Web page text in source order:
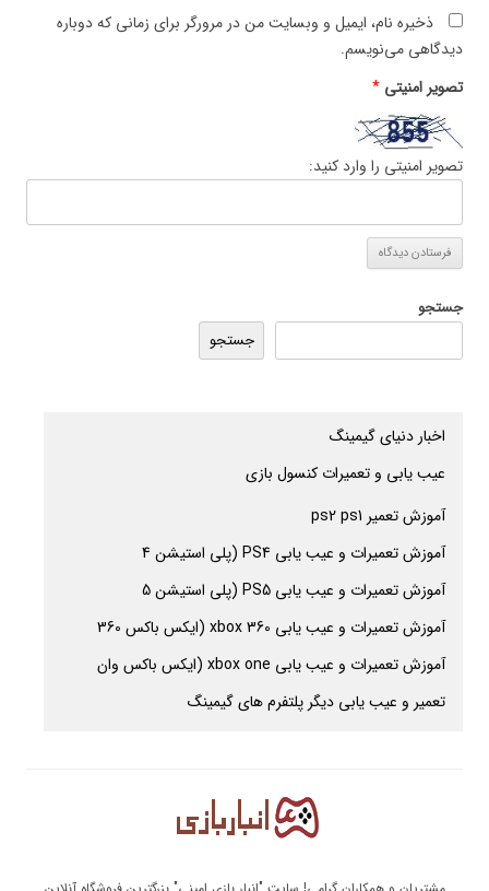
ذخیره نام، ایمیل و وبسایت من در مرورگر برای زمانی که دوباره
دیدگاهی می‌نویسم.
تصویر امنیتی *
تصویر امنیتی را وارد کنید:
جستجو
جستجو
اخبار دنیای گیمینگ
عیب یابی و تعمیرات کنسول بازی
آموزش تعمیر ps2 ps1
آموزش تعمیرات و عیب یابی PS4 (پلی استیشن 4
آموزش تعمیرات و عیب یابی PS5 (پلی استیشن 5
آموزش تعمیرات و عیب یابی xbox 360 (ایکس باکس 360
آموزش تعمیرات و عیب یابی xbox one (ایکس باکس وان
تعمیر و عیب یابی دیگر پلتفرم های گیمینگ